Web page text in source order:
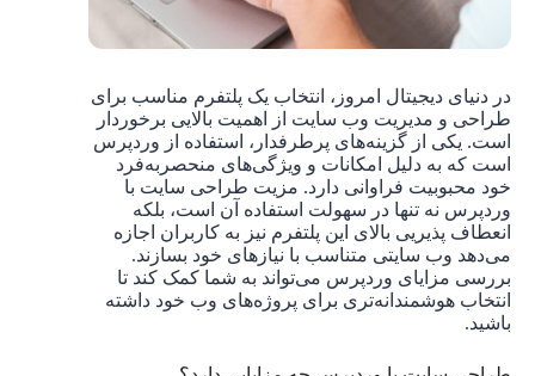
در دنیای دیجیتال امروز، انتخاب یک پلتفرم مناسب برای
طراحی و مدیریت وب سایت از اهمیت بالایی برخوردار
است. یکی از گزینه‌های پرطرفدار، استفاده از وردپرس
است که به دلیل امکانات و ویژگی‌های منحصربه‌فرد
خود محبوبیت فراوانی دارد. مزیت طراحی سایت با
وردپرس نه تنها در سهولت استفاده آن است، بلکه
انعطاف ‌پذیریی بالای این پلتفرم نیز به کاربران اجازه
می‌دهد وب سایتی متناسب با نیازهای خود بسازند.
بررسی مزایای وردپرس می‌تواند به شما کمک کند تا
انتخاب هوشمندانه‌تری برای پروژه‌های وب خود داشته
باشید.